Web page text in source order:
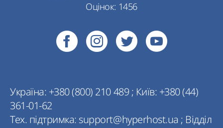
Україна: +380 (800) 210 489; Київ: +380 (44)
361-01-62
Тех. підтримка: support@hyperhost.ua ; Відділ
Оцінок: 1456